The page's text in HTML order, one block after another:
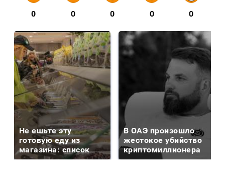
0 0 0 0 0
Не ешьте эту
готовую еду из
магазина: список
В ОАЭ произошло
жестокое убийство
криптомиллионера